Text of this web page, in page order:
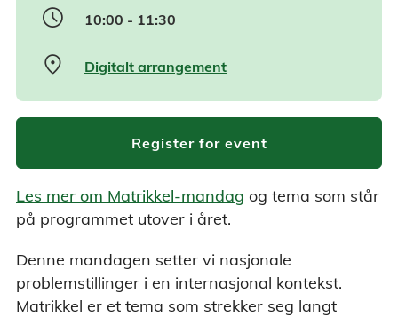
schedule 10:00 - 11:30
location_on Digitalt arrangement
Register for event
Les mer om Matrikkel-mandag og tema som står
på programmet utover i året.
Denne mandagen setter vi nasjonale
problemstillinger i en internasjonal kontekst.
Matrikkel er et tema som strekker seg langt